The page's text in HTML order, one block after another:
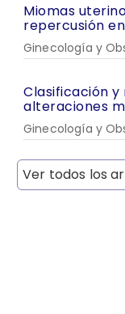
Miomas
repercusión
Ginecología y
Clasificación
alteraciones
Ginecología y
Ver todos los